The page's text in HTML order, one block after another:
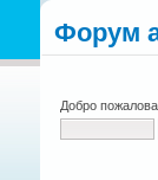
Форум
Добро